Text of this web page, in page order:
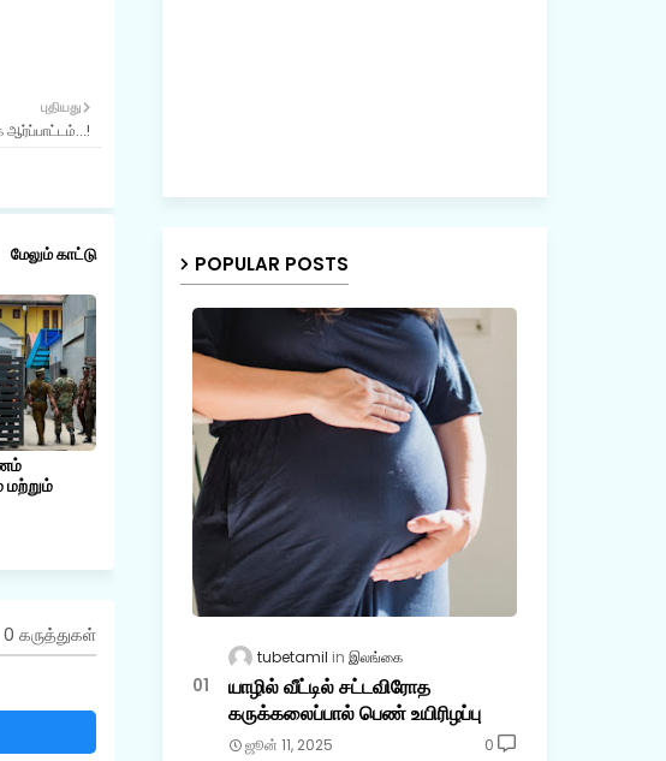
புதியது
மேலும் காட்டு
0 கருத்துகள்
POPULAR POSTS
tubetamil இலங்கை
யாழில் வீட்டில் சட்டவிரோத
கருக்கலைப்பால் பெண் உயிரிழப்பு
ஜூன் 11, 2025 0